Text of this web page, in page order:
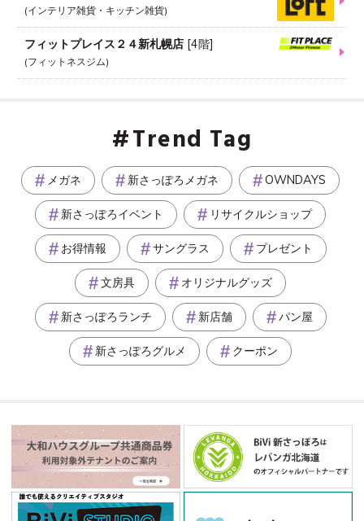
インテリア雑貨・キッチン雑貨
フィットプレイス２４新札幌店 [4階]
フィットネスジム
Trend Tag
メガネ 新さっぽろメガネ OWNDAYS
新さっぽろイベント リサイクルショップ
お得情報 サングラス プレゼント
文房具 オリジナルグッズ
新さっぽろランチ 新店舗 パン屋
新さっぽろグルメ クーポン